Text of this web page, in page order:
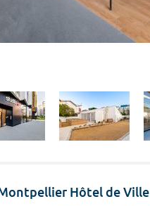
Hôtel de Ville